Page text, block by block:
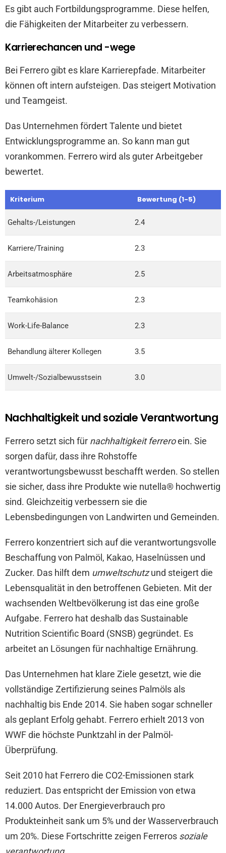
Es gibt auch Fortbildungsprogramme. Diese helfen,
die Fähigkeiten der Mitarbeiter zu verbessern.
Karrierechancen und -wege
Bei Ferrero gibt es klare Karrierepfade. Mitarbeiter
können oft intern aufsteigen. Das steigert Motivation
und Teamgeist.
Das Unternehmen fördert Talente und bietet
Entwicklungsprogramme an. So kann man gut
vorankommen. Ferrero wird als guter Arbeitgeber
bewertet.
Kriterium Bewertung (1-5)
Gehalts-/Leistungen 2.4
Karriere/Training 2.3
Arbeitsatmosphäre 2.5
Teamkohäsion 2.3
Work-Life-Balance 2.3
Behandlung älterer Kollegen 3.5
Umwelt-/Sozialbewusstsein 3.0
Nachhaltigkeit und soziale Verantwortung
Ferrero setzt sich für nachhaltigkeit ferreroein. Sie
sorgen dafür, dass ihre Rohstoffe
verantwortungsbewusst beschafft werden. So stellen
sie sicher, dass ihre Produkte wie nutella® hochwertig
sind. Gleichzeitig verbessern sie die
Lebensbedingungen von Landwirten und Gemeinden.
Ferrero konzentriert sich auf die verantwortungsvolle
Beschaffung von Palmöl, Kakao, Haselnüssen und
Zucker. Das hilft dem umweltschutzund steigert die
Lebensqualität in den betroffenen Gebieten. Mit der
wachsenden Weltbevölkerung ist das eine große
Aufgabe. Ferrero hat deshalb das Sustainable
Nutrition Scientific Board (SNSB) gegründet. Es
arbeitet an Lösungen für nachhaltige Ernährung.
Das Unternehmen hat klare Ziele gesetzt, wie die
vollständige Zertifizierung seines Palmöls als
nachhaltig bis Ende 2014. Sie haben sogar schneller
als geplant Erfolg gehabt. Ferrero erhielt 2013 von
WWF die höchste Punktzahl in der Palmöl-
Überprüfung.
Seit 2010 hat Ferrero die CO2-Emissionen stark
reduziert. Das entspricht der Emission von etwa
14.000 Autos. Der Energieverbrauch pro
Produkteinheit sank um 5% und der Wasserverbrauch
um 20%. Diese Fortschritte zeigen Ferreros soziale